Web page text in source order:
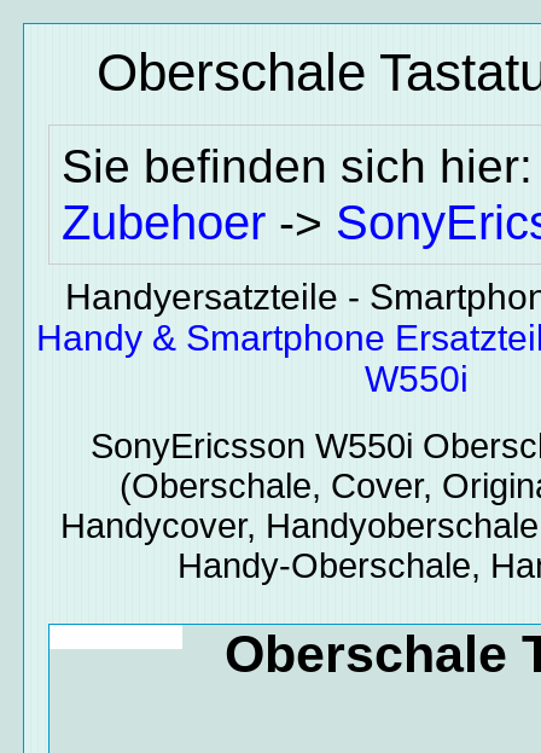
Oberschale
Sie befinden sich
Zubehoer ->
Handyersatzteile -
Handy & Smartphone
W550i
SonyEricsson W550i
(Oberschale, Cover,
Handycover,
Handy-Oberschale,
Oberschale